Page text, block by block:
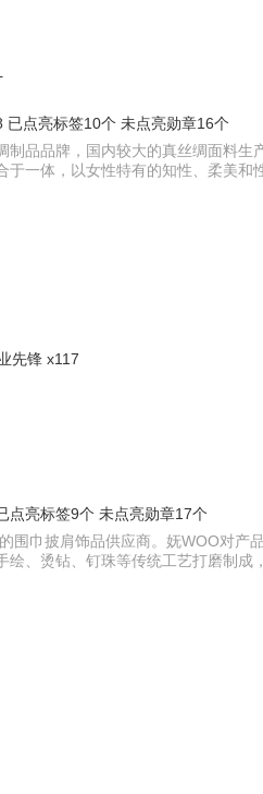
已点亮标签10个 未点亮勋章16个
制品品牌，国内较大的真丝绸面料
一体，以女性特有的知性、柔美和
先锋 x117
点亮标签9个 未点亮勋章17个
围巾披肩饰品供应商。妩WOO对
绘、烫钻、钉珠等传统工艺打磨制